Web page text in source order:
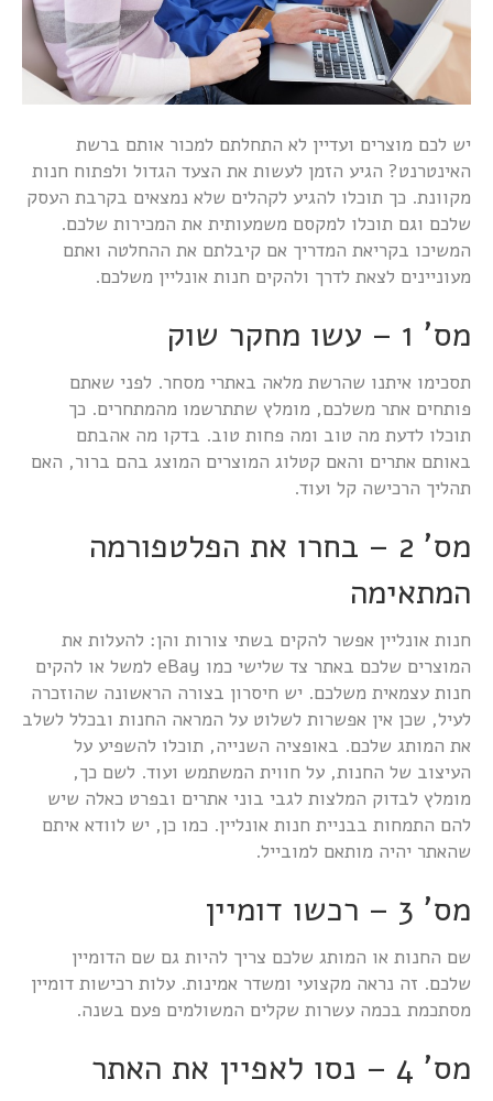
יש לכם מוצרים ועדיין לא התחלתם למכור אותם ברשת
האינטרנט? הגיע הזמן לעשות את הצעד הגדול ולפתוח חנות
מקוונת. כך תוכלו להגיע לקהלים שלא נמצאים בקרבת העסק
שלכם וגם תוכלו למקסם משמעותית את המכירות שלכם.
המשיכו בקריאת המדריך אם קיבלתם את ההחלטה ואתם
מעוניינים לצאת לדרך ולהקים חנות אונליין משלכם.
מס' 1 – עשו מחקר שוק
תסכימו איתנו שהרשת מלאה באתרי מסחר. לפני שאתם
פותחים אתר משלכם, מומלץ שתתרשמו מהמתחרים. כך
תוכלו לדעת מה טוב ומה פחות טוב. בדקו מה אהבתם
באותם אתרים והאם קטלוג המוצרים המוצג בהם ברור, האם
תהליך הרכישה קל ועוד.
מס' 2 – בחרו את הפלטפורמה
המתאימה
חנות אונליין אפשר להקים בשתי צורות והן: להעלות את
המוצרים שלכם באתר צד שלישי כמו eBay למשל או להקים
חנות עצמאית משלכם. יש חיסרון בצורה הראשונה שהוזכרה
לעיל, שכן אין אפשרות לשלוט על המראה החנות ובכלל לשלב
את המותג שלכם. באופציה השנייה, תוכלו להשפיע על
העיצוב של החנות, על חווית המשתמש ועוד. לשם כך,
מומלץ לבדוק המלצות לגבי בוני אתרים ובפרט כאלה שיש
להם התמחות בבניית חנות אונליין. כמו כן, יש לוודא איתם
שהאתר יהיה מותאם למובייל.
מס' 3 – רכשו דומיין
שם החנות או המותג שלכם צריך להיות גם שם הדומיין
שלכם. זה נראה מקצועי ומשדר אמינות. עלות רכישות דומיין
מסתכמת בכמה עשרות שקלים המשולמים פעם בשנה.
מס' 4 – נסו לאפיין את האתר